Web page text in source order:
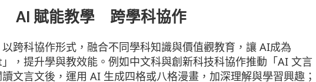
AI 賦能教學 跨學科協作
跨科協作形式，融合不同學科知識與價值觀教育，讓 AI成為
，提升學與教效能。例如中文科與創新科技科協作推動「AI 文言
文言文後，運用 AI 生成四格或八格漫畫，加深理解與學習興趣；